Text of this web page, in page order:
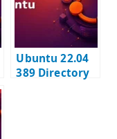
/ calicoctl の使
い分け
Ubuntu 22.04
389 Directory